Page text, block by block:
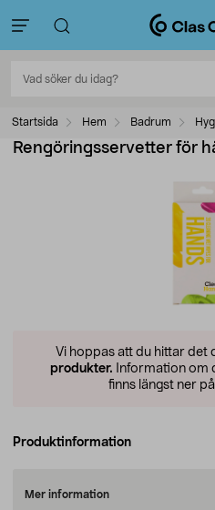
Startsida Hem Badrum
Rengöringsservetter för
Vi hoppas att du hittar det
produkter. Information om
finns längst ner
Produktinformation
Mer information